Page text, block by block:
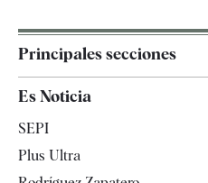
Principales secciones
Es Noticia
SEPI
Plus Ultra